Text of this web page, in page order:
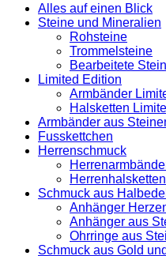
Alles auf einen Blick
Steine und Mineralien
Rohsteine
Trommelsteine
Bearbeitete
Limited Edition
Armbänder
Halsketten
Armbänder aus
Fusskettchen
Herrenschmuck
Herrenhalsketten
Schmuck aus
Anhänger
Anhänger aus
Ohrringe aus
Schmuck aus Gold